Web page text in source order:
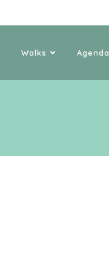
Walks Agenda